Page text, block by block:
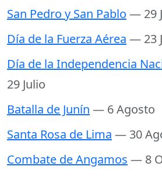
San Pedro y San Pablo — 29
Día de la Fuerza Aérea — 23
Día de la Independencia
29 Julio
Batalla de Junín — 6 Agosto
Santa Rosa de Lima — 30
Combate de Angamos — 8